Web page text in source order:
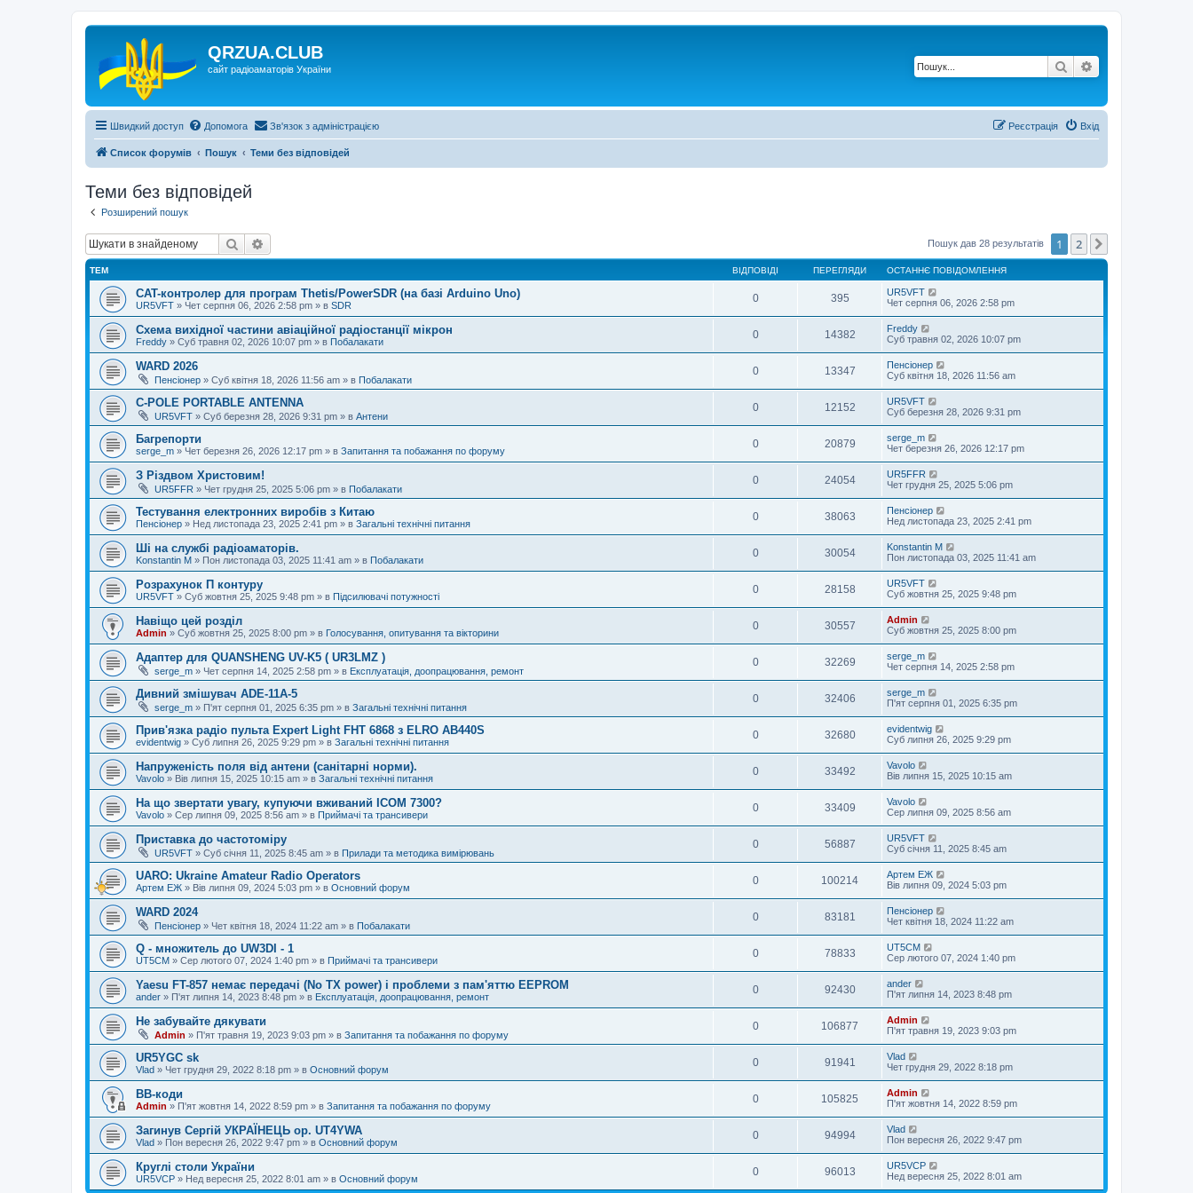
QRZUA.CLUB
сайт радіоаматорів України Пошук
Швидкий доступ Допомога Зв'язок з адміністрацією Вхід
Реєстрація
Список форумів Пошук Теми без відповідей
Теми без відповідей
Розширений пошук
Пошук Пошук дав 28 результатів 1 2
ТЕМ ВІДПОВІДІ ПЕРЕГЛЯДИ ОСТАННЄ ПОВІДОМЛЕННЯ
CAT-контролер для програм Thetis/PowerSDR (на базі Arduino Uno)
UR5VFT » Чет серпня 06, 2026 2:58 pm » в SDR
0 395
UR5VFT
Чет серпня 06, 2026 2:58 pm
Схема вихідної частини авіаційної радіостанції мікрон
Freddy » Суб травня 02, 2026 10:07 pm » в Побалакати
0 14382
Freddy
Суб травня 02, 2026 10:07 pm
WARD 2026
Пенсіонер » Суб квітня 18, 2026 11:56 am » в Побалакати
0 13347
Пенсіонер
Суб квітня 18, 2026 11:56 am
C-POLE PORTABLE ANTENNA
UR5VFT » Суб березня 28, 2026 9:31 pm » в Антени
0 12152
UR5VFT
Суб березня 28, 2026 9:31 pm
Багрепорти
serge_m » Чет березня 26, 2026 12:17 pm » в Запитання та побажання по форуму
0 20879
serge_m
Чет березня 26, 2026 12:17 pm
З Різдвом Христовим!
UR5FFR » Чет грудня 25, 2025 5:06 pm » в Побалакати
0 24054
UR5FFR
Чет грудня 25, 2025 5:06 pm
Тестування електронних виробів з Китаю
Пенсіонер » Нед листопада 23, 2025 2:41 pm » в Загальні технічні питання
0 38063
Пенсіонер
Нед листопада 23, 2025 2:41 pm
Ші на службі радіоаматорів.
Konstantin M » Пон листопада 03, 2025 11:41 am » в Побалакати
0 30054
Konstantin M
Пон листопада 03, 2025 11:41 am
Розрахунок П контуру
UR5VFT » Суб жовтня 25, 2025 9:48 pm » в Підсилювачі потужності
0 28158
UR5VFT
Суб жовтня 25, 2025 9:48 pm
Навіщо цей розділ
Admin » Суб жовтня 25, 2025 8:00 pm » в Голосування, опитування та вікторини
0 30557
Admin
Суб жовтня 25, 2025 8:00 pm
Адаптер для QUANSHENG UV-K5 ( UR3LMZ )
serge_m » Чет серпня 14, 2025 2:58 pm » в Експлуатація, доопрацювання, ремонт
0 32269
serge_m
Чет серпня 14, 2025 2:58 pm
Дивний змішувач ADE-11A-5
serge_m » П'ят серпня 01, 2025 6:35 pm » в Загальні технічні питання
0 32406
serge_m
П'ят серпня 01, 2025 6:35 pm
Прив'язка радіо пульта Expert Light FHT 6868 з ELRO AB440S
evidentwig » Суб липня 26, 2025 9:29 pm » в Загальні технічні питання
0 32680
evidentwig
Суб липня 26, 2025 9:29 pm
Напруженість поля від антени (санітарні норми).
Vavolo » Вів липня 15, 2025 10:15 am » в Загальні технічні питання
0 33492
Vavolo
Вів липня 15, 2025 10:15 am
На що звертати увагу, купуючи вживаний ICOM 7300?
Vavolo » Сер липня 09, 2025 8:56 am » в Приймачі та трансивери
0 33409
Vavolo
Сер липня 09, 2025 8:56 am
Приставка до частотоміру
UR5VFT » Суб січня 11, 2025 8:45 am » в Прилади та методика вимірювань
0 56887
UR5VFT
Суб січня 11, 2025 8:45 am
UARO: Ukraine Аmateur Radio Operators
Артем ЕЖ » Вів липня 09, 2024 5:03 pm » в Основний форум
0 100214
Артем ЕЖ
Вів липня 09, 2024 5:03 pm
WARD 2024
Пенсіонер » Чет квітня 18, 2024 11:22 am » в Побалакати
0 83181
Пенсіонер
Чет квітня 18, 2024 11:22 am
Q - множитель до UW3DI - 1
UT5CM » Сер лютого 07, 2024 1:40 pm » в Приймачі та трансивери
0 78833
UT5CM
Сер лютого 07, 2024 1:40 pm
Yaesu FT-857 немає передачі (No TX power) і проблеми з пам'яттю EEPROM
ander » П'ят липня 14, 2023 8:48 pm » в Експлуатація, доопрацювання, ремонт
0 92430
ander
П'ят липня 14, 2023 8:48 pm
Не забувайте дякувати
Admin » П'ят травня 19, 2023 9:03 pm » в Запитання та побажання по форуму
0 106877
Admin
П'ят травня 19, 2023 9:03 pm
UR5YGC sk
Vlad » Чет грудня 29, 2022 8:18 pm » в Основний форум
0 91941
Vlad
Чет грудня 29, 2022 8:18 pm
BB-коди
Admin » П'ят жовтня 14, 2022 8:59 pm » в Запитання та побажання по форуму
0 105825
Admin
П'ят жовтня 14, 2022 8:59 pm
Загинув Сергій УКРАЇНЕЦЬ op. UT4YWA
Vlad » Пон вересня 26, 2022 9:47 pm » в Основний форум
0 94994
Vlad
Пон вересня 26, 2022 9:47 pm
Круглі столи України
UR5VCP » Нед вересня 25, 2022 8:01 am » в Основний форум
0 96013
UR5VCP
Нед вересня 25, 2022 8:01 am